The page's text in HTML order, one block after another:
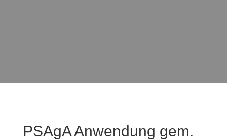
PSAgA Anwendung gem.